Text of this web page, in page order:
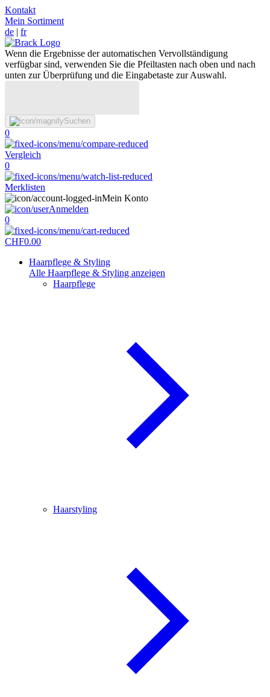
Kontakt
Mein Sortiment
de | fr
Wenn die Ergebnisse der automatischen Vervollständigung
verfügbar sind, verwenden Sie die Pfeiltasten nach oben und nach
unten zur Überprüfung und die Eingabetaste zur Auswahl.
Suchen
0
Vergleich
0
Merklisten
Mein Konto
Anmelden
0
CHF0.00
Haarpflege & Styling
Alle Haarpflege & Styling anzeigen
Haarpflege
Haarstyling